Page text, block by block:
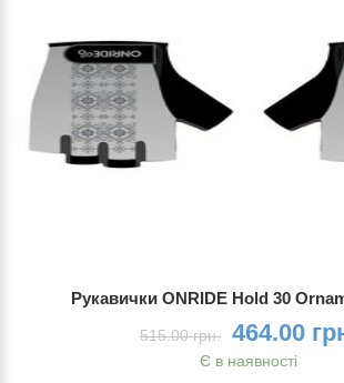
Рукавички ONRIDE Hold 30
515.00 грн. 464.00
Є в наявності